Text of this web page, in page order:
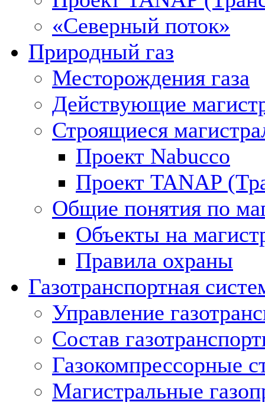
«Северный поток»
Природный газ
Месторождения газа
Действующие
Строящиеся
Проект Nabucco
Проект TANAP
Общие понятия по
Объекты на
Правила охраны
Газотранспортная
Управление
Состав
Газокомпрессорные
Магистральные